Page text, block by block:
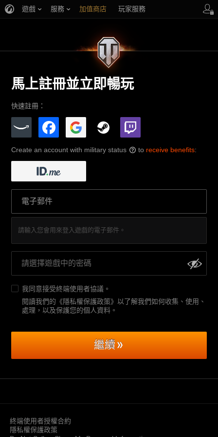
遊戲 服務 加值商店 玩家服務
馬上註冊並立即暢玩
快速註冊：
Create an account with military status ? to receive benefits:
請輸入您會用來登入遊戲的電子郵件。
我同意接受終端使用者協議 。
閱讀我們的《隱私權保護政策》以了解我們如何收集、使用、
處理，以及保護您的個人資料 。
繼續
終端使用者授權合約
隱私權保護政策